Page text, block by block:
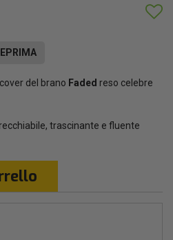
del brano Faded reso celebre
trascinante e fluente